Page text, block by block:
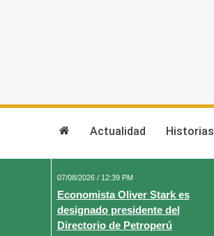
Actualidad Historias
07/08/2026 / 12:39 PM
Economista Oliver Stark es
designado presidente del
Directorio de Petroperú